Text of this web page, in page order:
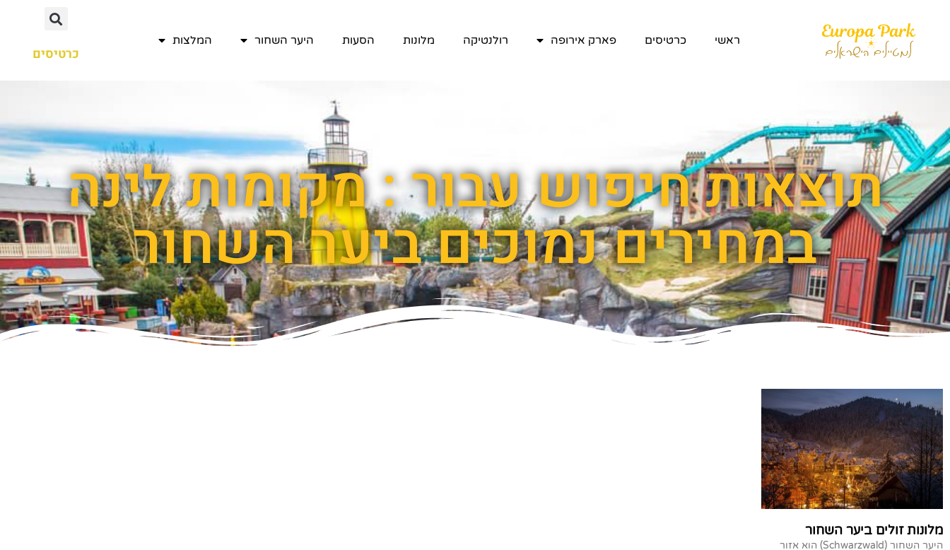
ראשי כרטיסים פארק אירופה רולנטיקה מלונות הסעות היער השחור המלצות
כרטיסים
תוצאות חיפוש עבור : מקומות לינה
במחירים נמוכים ביער השחור
מלונות זולים ביער השחור
היער השחור (Schwarzwald) הוא אזור